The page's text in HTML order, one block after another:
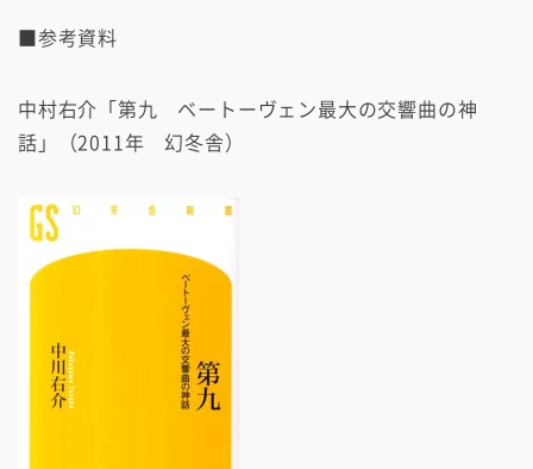
■参考資料
中村右介「第九 ベートーヴェン最大の交響曲の神
話」（2011年 幻冬舎）